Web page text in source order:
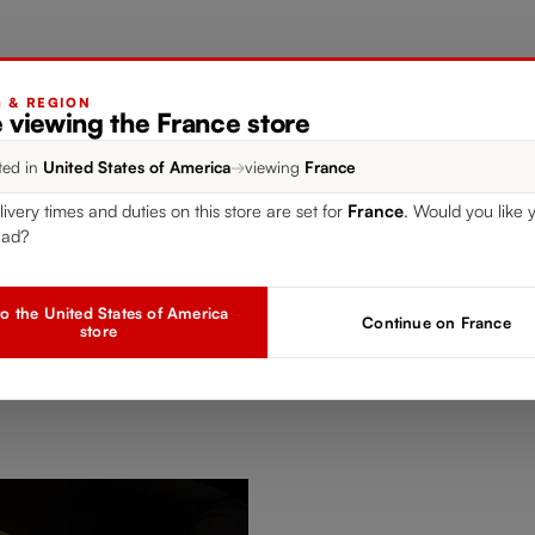
Ajouter au panier
Ajouter à la comparaison
& REGION
viewing the France store
in United States of America→viewing France
times and duties on this store are set for France. Would you like
the United States of America
store
Continue on France